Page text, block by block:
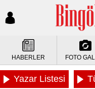
HABERLER FOTO
Yazar Listesi